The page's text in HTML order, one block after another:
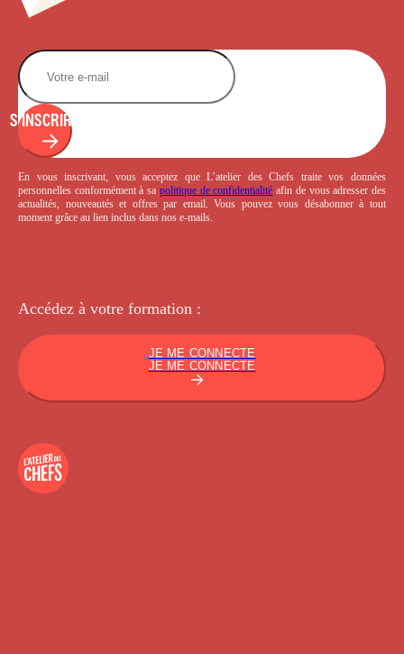
S'INSCRIRE
En vous inscrivant, vous acceptez que L’atelier des Chefs traite vos données
personnelles conformément à sa politique de confidentialité afin de vous adresser des
actualités, nouveautés et offres par email. Vous pouvez vous désabonner à tout
moment grâce au lien inclus dans nos e-mails.
Accédez à votre formation :
JE ME CONNECTE
JE ME CONNECTE